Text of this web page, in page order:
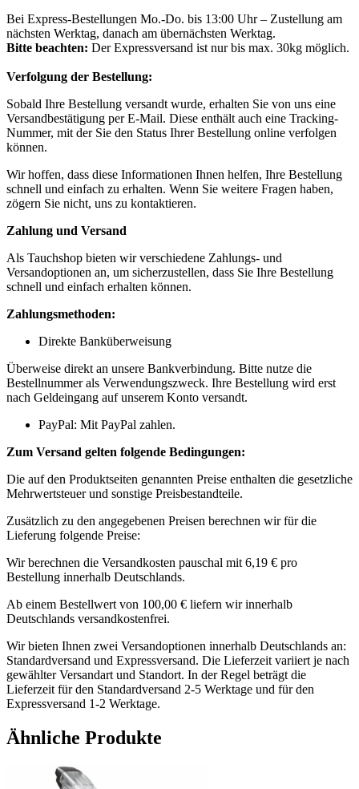
Bei Express-Bestellungen Mo.-Do. bis 13:00 Uhr – Zustellung am
nächsten Werktag, danach am übernächsten Werktag.
Bitte beachten: Der Expressversand ist nur bis max. 30kg möglich.
Verfolgung der Bestellung:
Sobald Ihre Bestellung versandt wurde, erhalten Sie von uns eine
Versandbestätigung per E-Mail. Diese enthält auch eine Tracking-
Nummer, mit der Sie den Status Ihrer Bestellung online verfolgen
können.
Wir hoffen, dass diese Informationen Ihnen helfen, Ihre Bestellung
schnell und einfach zu erhalten. Wenn Sie weitere Fragen haben,
zögern Sie nicht, uns zu kontaktieren.
Zahlung und Versand
Als Tauchshop bieten wir verschiedene Zahlungs- und
Versandoptionen an, um sicherzustellen, dass Sie Ihre Bestellung
schnell und einfach erhalten können.
Zahlungsmethoden:
Direkte Banküberweisung
Überweise direkt an unsere Bankverbindung. Bitte nutze die
Bestellnummer als Verwendungszweck. Ihre Bestellung wird erst
nach Geldeingang auf unserem Konto versandt.
PayPal: Mit PayPal zahlen.
Zum Versand gelten folgende Bedingungen:
Die auf den Produktseiten genannten Preise enthalten die gesetzliche
Mehrwertsteuer und sonstige Preisbestandteile.
Zusätzlich zu den angegebenen Preisen berechnen wir für die
Lieferung folgende Preise:
Wir berechnen die Versandkosten pauschal mit 6,19 € pro
Bestellung innerhalb Deutschlands.
Ab einem Bestellwert von 100,00 € liefern wir innerhalb
Deutschlands versandkostenfrei.
Wir bieten Ihnen zwei Versandoptionen innerhalb Deutschlands an:
Standardversand und Expressversand. Die Lieferzeit variiert je nach
gewählter Versandart und Standort. In der Regel beträgt die
Lieferzeit für den Standardversand 2-5 Werktage und für den
Expressversand 1-2 Werktage.
Ähnliche Produkte